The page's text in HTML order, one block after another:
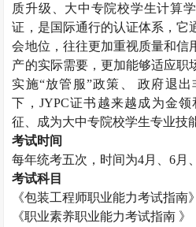
质升级、大中专院校学生计算
证，是国际通行的认证体系，它
会地位，往往更加重视质量和信
产的实际需要，更加能够适应职
实施“放管服”政策、 政府退
下， JYPC证书越来越成为金
征、成为大中专院校学生专业技
考试时间
每年统考五次，时间为4月、6月
考试科目
《包装工程师职业能力考试指南
《职业素养职业能力考试指南 》